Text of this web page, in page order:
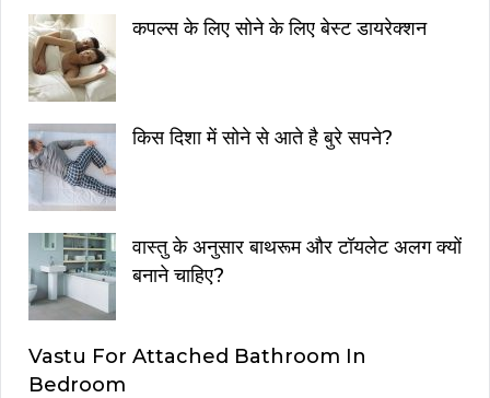
कपल्स के लिए सोने के लिए बेस्ट डायरेक्शन
किस दिशा में सोने से आते है बुरे सपने?
वास्तु के अनुसार बाथरूम और टॉयलेट अलग क्यों
बनाने चाहिए?
Vastu For Attached Bathroom In
Bedroom